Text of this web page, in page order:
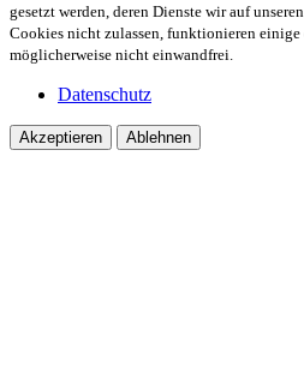
gesetzt werden, deren Dienste wir auf
Cookies nicht zulassen, funktionieren einige
möglicherweise nicht einwandfrei.
Datenschutz
Akzeptieren Ablehnen